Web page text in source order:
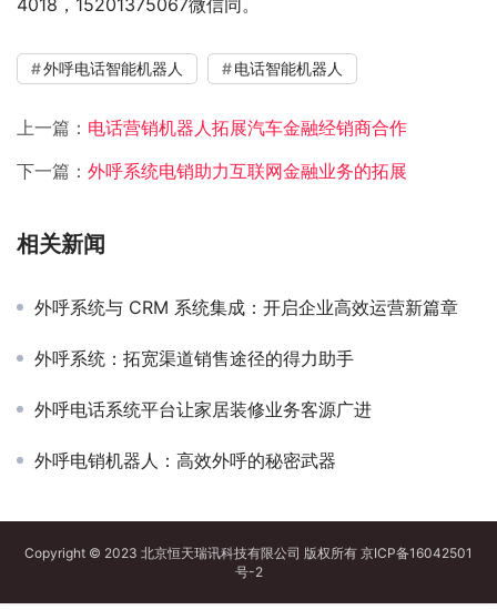
外呼电话智能机器人 电话智能机器人
上一篇： 电话营销机器人拓展汽车金融经销商合作
下一篇： 外呼系统电销助力互联网金融业务的拓展
相关新闻
外呼系统与 CRM 系统集成：开启企业高效运营新篇章
外呼系统：拓宽渠道销售途径的得力助手
外呼电话系统平台让家居装修业务客源广进
外呼电销机器人：高效外呼的秘密武器
Copyright © 2023 北京恒天瑞讯科技有限公司 版权所有 京ICP备16042501
号-2